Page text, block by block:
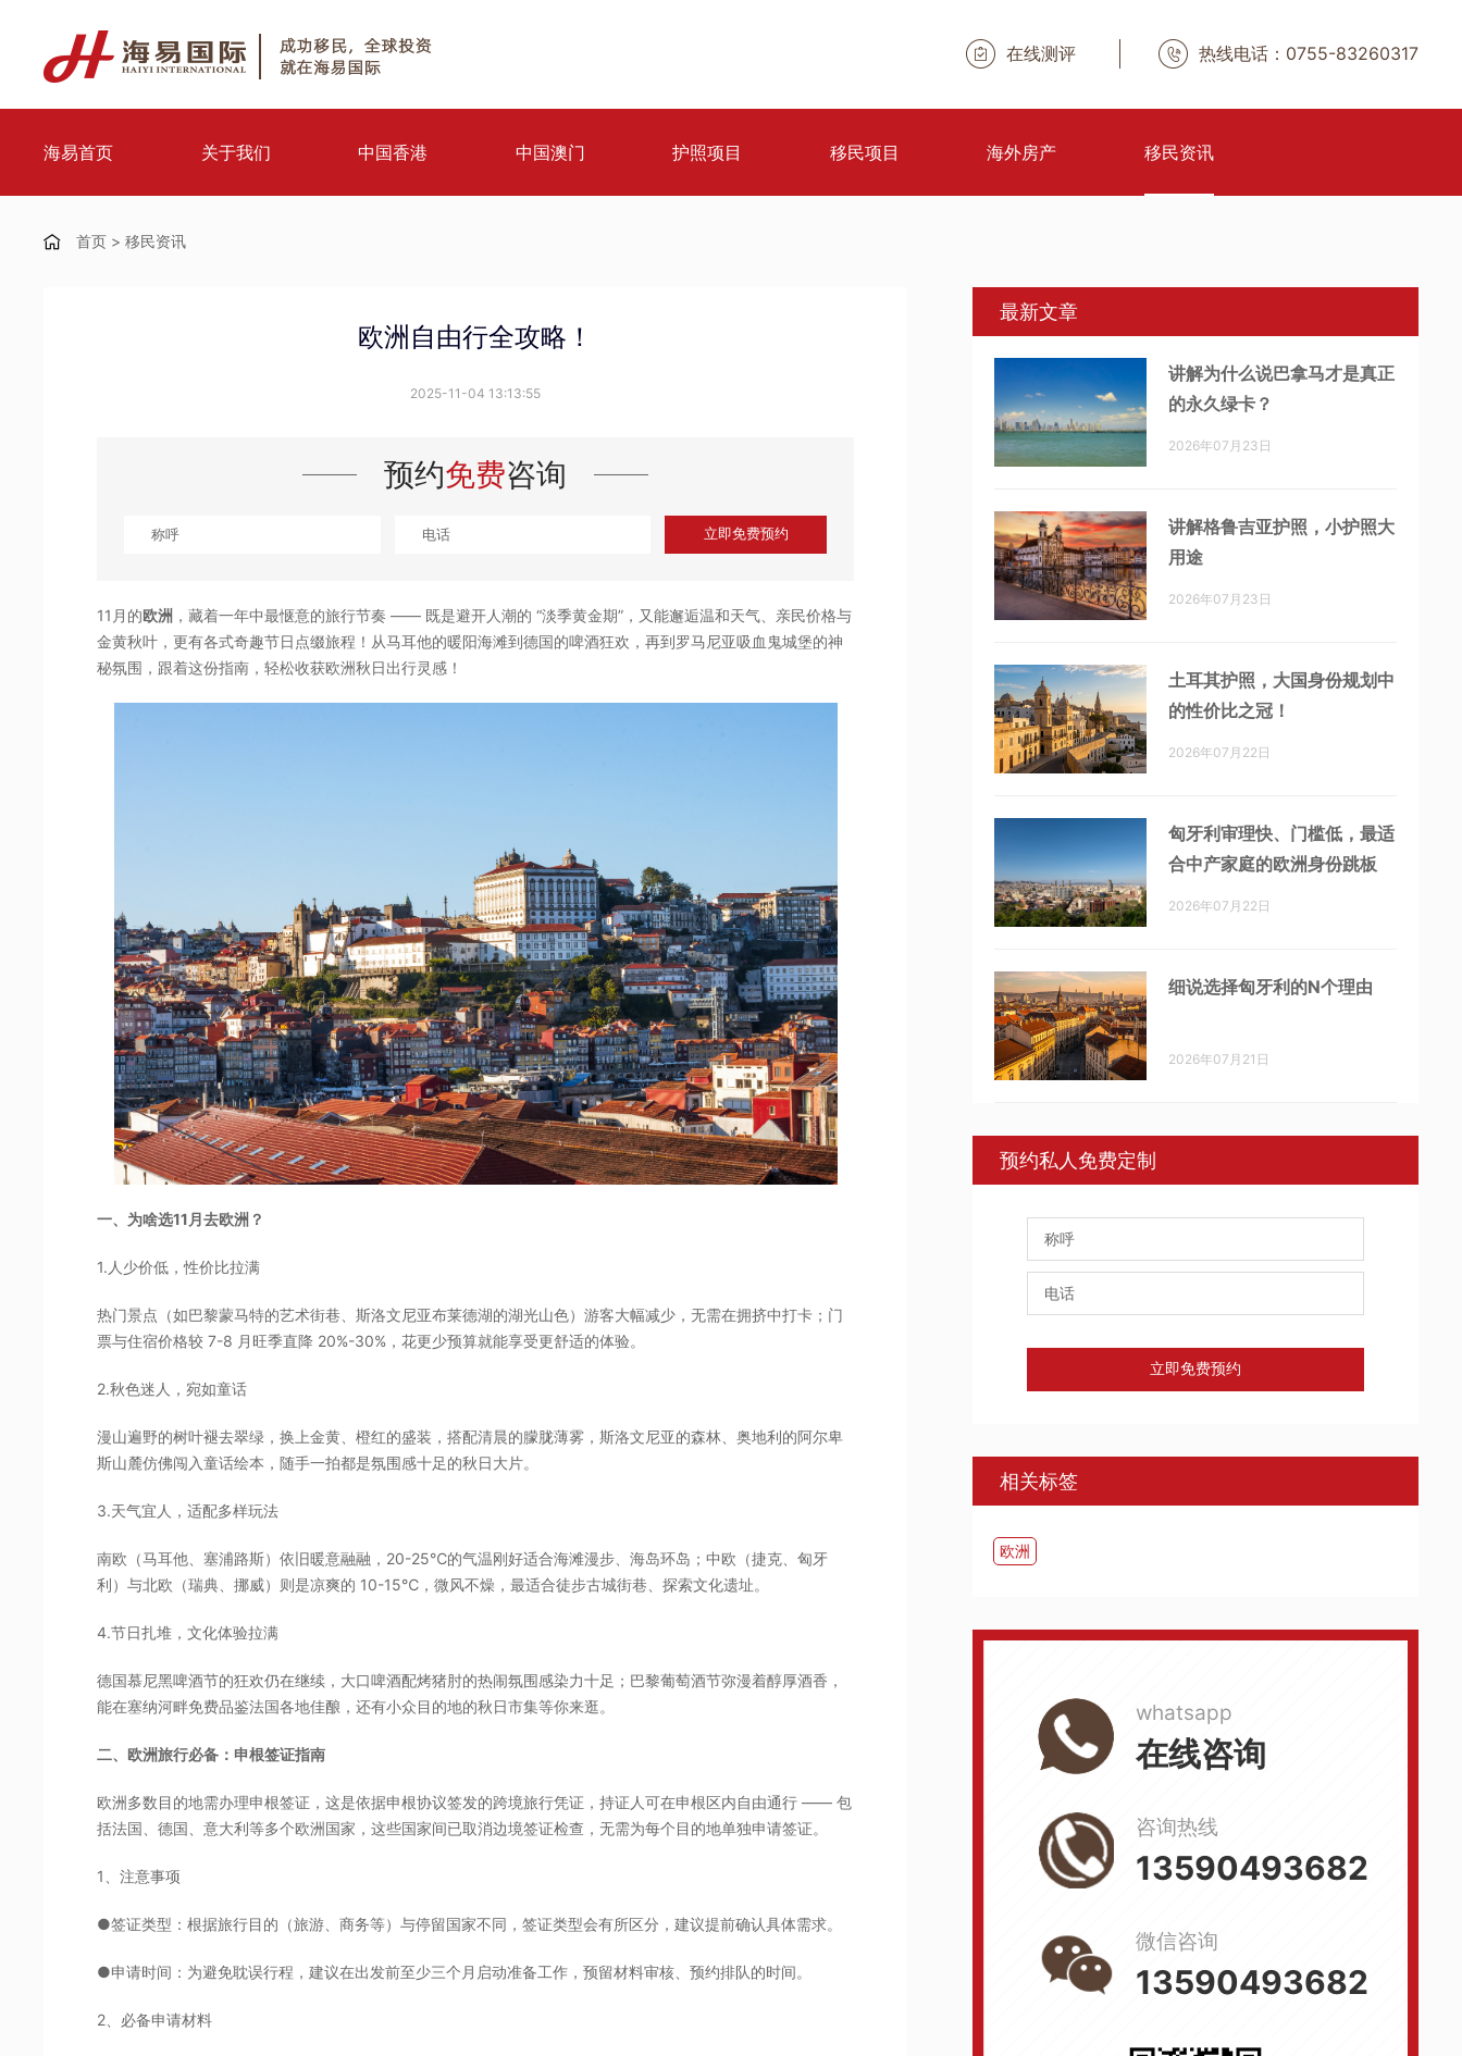
在线测评 热线电话：0755-83260317
海易首页 关于我们 中国香港 中国澳门 护照项目 移民项目 海外房产 移民资讯
首页 > 移民资讯
欧洲自由行全攻略！
2025-11-04 13:13:55
预约免费咨询
立即免费预约
11月的欧洲 ，藏着一年中最惬意的旅行节奏 —— 既是避开人潮的 “淡季黄金期”，又能邂逅温和天气、亲民价格与
金黄秋叶，更有各式奇趣节日点缀旅程！从马耳他的暖阳海滩到德国的啤酒狂欢，再到罗马尼亚吸血鬼城堡的神
秘氛围，跟着这份指南，轻松收获欧洲秋日出行灵感！
一、为啥选11月去欧洲？
1.人少价低，性价比拉满
热门景点（如巴黎蒙马特的艺术街巷、斯洛文尼亚布莱德湖的湖光山色）游客大幅减少，无需在拥挤中打卡；门
票与住宿价格较 7-8 月旺季直降 20%-30%，花更少预算就能享受更舒适的体验。
2.秋色迷人，宛如童话
漫山遍野的树叶褪去翠绿，换上金黄、橙红的盛装，搭配清晨的朦胧薄雾，斯洛文尼亚的森林、奥地利的阿尔卑
斯山麓仿佛闯入童话绘本，随手一拍都是氛围感十足的秋日大片。
3.天气宜人，适配多样玩法
南欧（马耳他、塞浦路斯）依旧暖意融融，20-25℃的气温刚好适合海滩漫步、海岛环岛；中欧（捷克、匈牙
利）与北欧（瑞典、挪威）则是凉爽的 10-15℃，微风不燥，最适合徒步古城街巷、探索文化遗址。
4.节日扎堆，文化体验拉满
德国慕尼黑啤酒节的狂欢仍在继续，大口啤酒配烤猪肘的热闹氛围感染力十足；巴黎葡萄酒节弥漫着醇厚酒香，
能在塞纳河畔免费品鉴法国各地佳酿，还有小众目的地的秋日市集等你来逛。
二、欧洲旅行必备：申根签证指南
欧洲多数目的地需办理申根签证，这是依据申根协议签发的跨境旅行凭证，持证人可在申根区内自由通行 —— 包
括法国、德国、意大利等多个欧洲国家，这些国家间已取消边境签证检查，无需为每个目的地单独申请签证。
1、注意事项
●签证类型：根据旅行目的（旅游、商务等）与停留国家不同，签证类型会有所区分，建议提前确认具体需求。
●申请时间：为避免耽误行程，建议在出发前至少三个月启动准备工作，预留材料审核、预约排队的时间。
2、必备申请材料
最新文章
讲解为什么说巴拿马才是真正
的永久绿卡？
2026年07月23日
讲解格鲁吉亚护照，小护照大
用途
2026年07月23日
土耳其护照，大国身份规划中
的性价比之冠！
2026年07月22日
匈牙利审理快、门槛低，最适
合中产家庭的欧洲身份跳板
2026年07月22日
细说选择匈牙利的N个理由
2026年07月21日
预约私人免费定制
立即免费预约
相关标签
欧洲
whatsapp
在线咨询
咨询热线
13590493682
微信咨询
13590493682